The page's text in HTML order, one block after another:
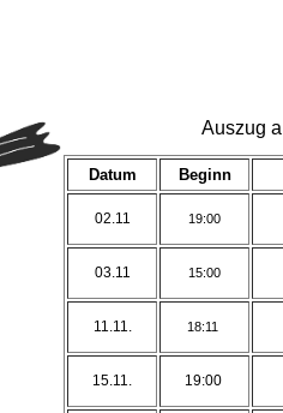
Auszug
Datum Beginn
02.11 19:00
03.11 15:00
11.11. 18:11
15.11. 19:00